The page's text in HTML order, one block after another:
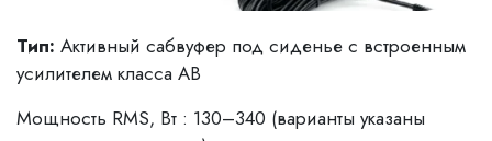
Тип: Активный сабвуфер под сиденье с встроенным
усилителем класса AB
Мощность RMS, Вт : 130–340 (варианты указаны